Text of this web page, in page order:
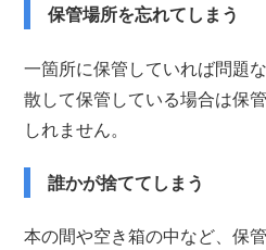
保管場所を忘れてしまう
一箇所に保管していれば問題
散して保管している場合は保
しれません。
誰かが捨ててしまう
本の間や空き箱の中など、保